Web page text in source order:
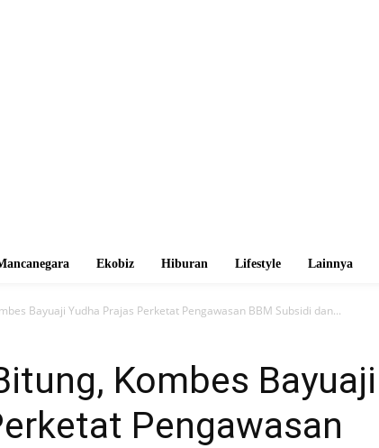
Ekobiz Hiburan Lifestyle Lainnya
Bayuaji Yudha Prajas Perketat Pengawasan BBM Subsidi dan...
Kombes Bayuaji
Pengawasan